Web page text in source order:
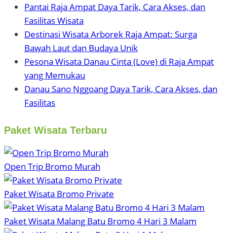
Pantai Raja Ampat Daya Tarik, Cara Akses, dan
Fasilitas Wisata
Destinasi Wisata Arborek Raja Ampat: Surga
Bawah Laut dan Budaya Unik
Pesona Wisata Danau Cinta (Love) di Raja Ampat
yang Memukau
Danau Sano Nggoang Daya Tarik, Cara Akses, dan
Fasilitas
Paket Wisata Terbaru
Open Trip Bromo Murah
Paket Wisata Bromo Private
Paket Wisata Malang Batu Bromo 4 Hari 3 Malam